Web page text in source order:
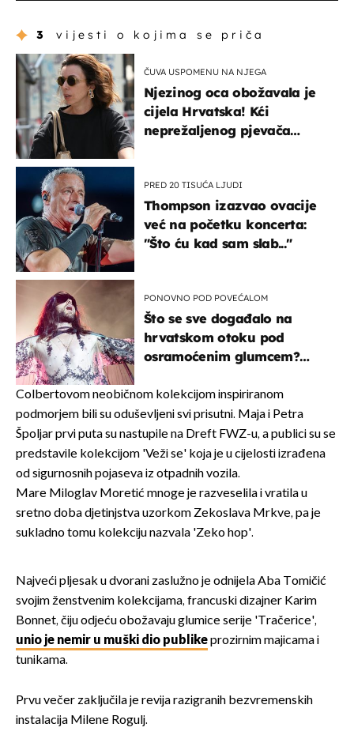
3 vijesti o kojima se priča
ČUVA USPOMENU NA NJEGA
Njezinog oca obožavala je
cijela Hrvatska! Kći
neprežaljenog pjevača
PRED 20 TISUĆA LJUDI
Thompson izazvao ovacije
već na početku koncerta:
"Što ću kad sam slab..."
PONOVNO POD POVEĆALOM
Što se sve događalo na
hrvatskom otoku pod
osramoćenim glumcem?
izazivaju nevjericu
Colbertovom neobičnom kolekcijom inspiriranom
podmorjem bili su oduševljeni svi prisutni. Maja i Petra
Špoljar prvi puta su nastupile na Dreft FWZ-u, a publici su se
predstavile kolekcijom 'Veži se' koja je u cijelosti izrađena
od sigurnosnih pojaseva iz otpadnih vozila.
Mare Miloglav Moretić mnoge je razveselila i vratila u
sretno doba djetinjstva uzorkom Zekoslava Mrkve, pa je
sukladno tomu kolekciju nazvala 'Zeko hop'.
Najveći pljesak u dvorani zaslužno je odnijela Aba Tomičić
svojim ženstvenim kolekcijama, francuski dizajner Karim
Bonnet, čiju odjeću obožavaju glumice serije 'Tračerice',
unio je nemir u muški dio publikeprozirnim majicama i
tunikama.
Prvu večer zaključila je revija razigranih bezvremenskih
instalacija Milene Rogulj.